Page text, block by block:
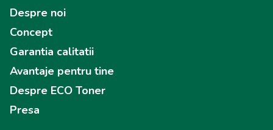
Despre noi
Concept
Garantia calitatii
Avantaje pentru tine
Despre ECO Toner
Presa